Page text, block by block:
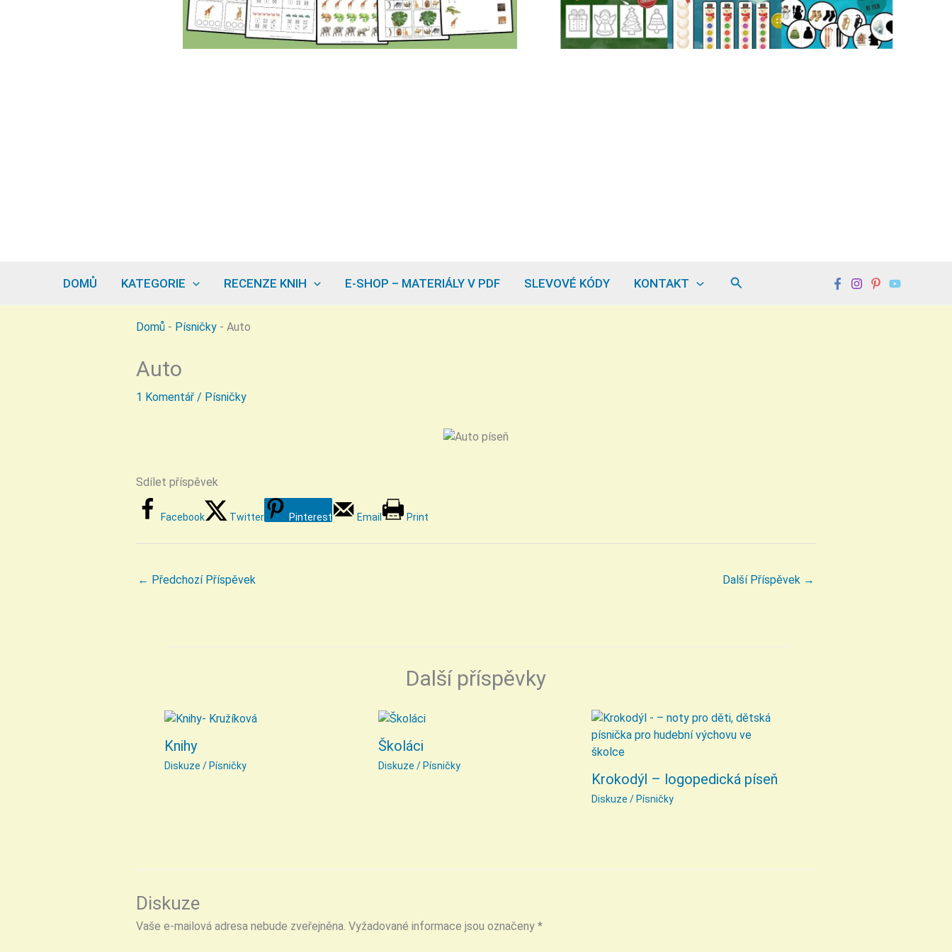
DOMŮ KATEGORIE RECENZE KNIH E-SHOP – MATERIÁLY V PDF SLEVOVÉ KÓDY KONTAKT Hledat
Domů - Písničky - Auto
Auto
1 Komentář / Písničky
Sdílet příspěvek
Facebook Twitter Pinterest Email Print
← Předchozí Příspěvek Další Příspěvek →
Další příspěvky
Knihy
Diskuze / Písničky
Školáci
Diskuze / Písničky
Krokodýl – logopedická píseň
Diskuze / Písničky
Diskuze
Vaše e-mailová adresa nebude zveřejněna. Vyžadované informace jsou označeny *